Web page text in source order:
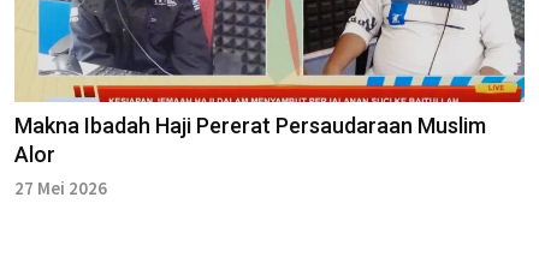
Makna Ibadah Haji Pererat Persaudaraan Muslim
Alor
27 Mei 2026